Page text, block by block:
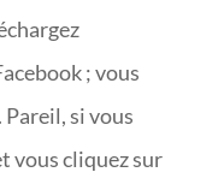
; vous
si vous
vous cliquez sur